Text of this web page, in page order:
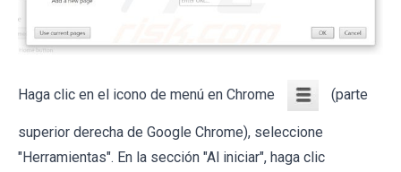
Haga clic en el icono de menú en Chrome (parte
superior derecha de Google Chrome), seleccione
"Herramientas". En la sección "Al iniciar", haga clic